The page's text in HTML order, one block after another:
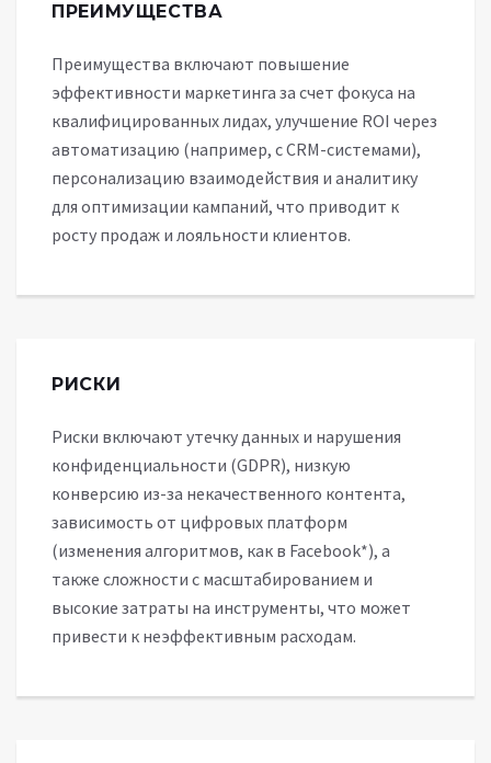
ПРЕИМУЩЕСТВА
Преимущества включают повышение
эффективности маркетинга за счет фокуса на
квалифицированных лидах, улучшение ROI через
автоматизацию (например, с CRM-системами),
персонализацию взаимодействия и аналитику
для оптимизации кампаний, что приводит к
росту продаж и лояльности клиентов.
РИСКИ
Риски включают утечку данных и нарушения
конфиденциальности (GDPR), низкую
конверсию из-за некачественного контента,
зависимость от цифровых платформ
(изменения алгоритмов, как в Facebook*), а
также сложности с масштабированием и
высокие затраты на инструменты, что может
привести к неэффективным расходам.